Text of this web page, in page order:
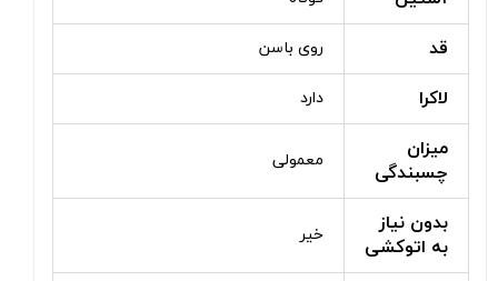
قد روی باسن
لاکرا دارد
میزان
چسبندگی
معمولی
بدون نیاز
به اتوکشی
خیر